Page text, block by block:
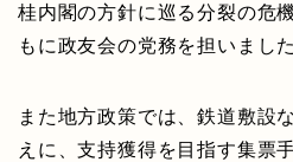
桂内閣の方針に巡る分裂の危
もに政友会の党務を担いました
また地方政策では、鉄道敷設
えに、支持獲得を目指す集票